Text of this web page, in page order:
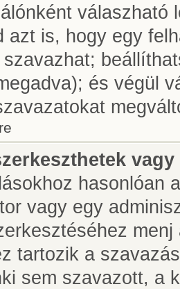
válaszható
azt is, hogy egy
és végül
hasonlóan
vagy egy
tartozik a
sem szavazott, a